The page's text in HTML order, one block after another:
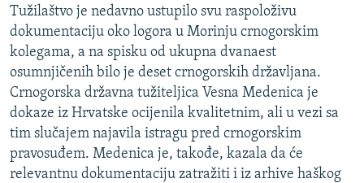
Tužilaštvo je nedavno ustupilo svu raspoloživu
dokumentaciju oko logora u Morinju crnogorskim
kolegama, a na spisku od ukupna dvanaest
osumnjičenih bilo je deset crnogorskih državljana.
Crnogorska državna tužiteljica Vesna Medenica je
dokaze iz Hrvatske ocijenila kvalitetnim, ali u vezi sa
tim slučajem najavila istragu pred crnogorskim
pravosuđem. Medenica je, takođe, kazala da će
relevantnu dokumentaciju zatražiti i iz arhive haškog